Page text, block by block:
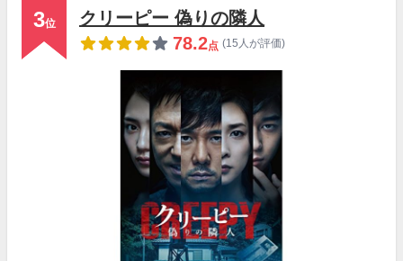
3位
クリーピー 偽りの隣人
78.2点 (15人が評価)